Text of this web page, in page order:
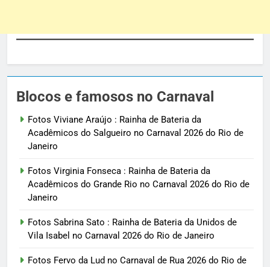
Blocos e famosos no Carnaval
Fotos Viviane Araújo : Rainha de Bateria da
Acadêmicos do Salgueiro no Carnaval 2026 do Rio de
Janeiro
Fotos Virginia Fonseca : Rainha de Bateria da
Acadêmicos do Grande Rio no Carnaval 2026 do Rio de
Janeiro
Fotos Sabrina Sato : Rainha de Bateria da Unidos de
Vila Isabel no Carnaval 2026 do Rio de Janeiro
Fotos Fervo da Lud no Carnaval de Rua 2026 do Rio de